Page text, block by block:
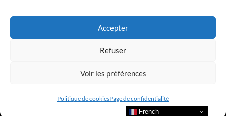
Accepter
Refuser
Voir les préférences
Politique de cookiesPage de confidentialité
French